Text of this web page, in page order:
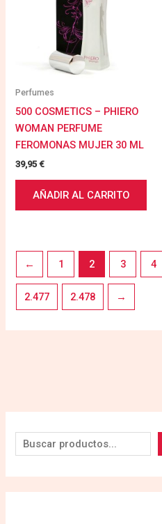
Perfumes
500 COSMETICS – PHIERO
WOMAN PERFUME
FEROMONAS MUJER 30 ML
39,95€
AÑADIR AL CARRITO
← 1 2 3 4
2.477 2.478 →